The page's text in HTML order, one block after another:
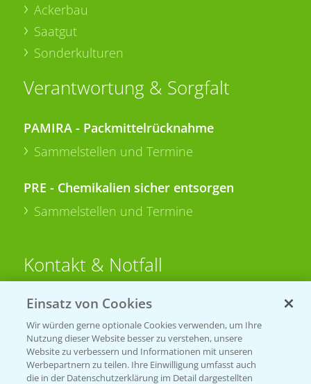
Ackerbau
Saatgut
Sonderkulturen
Verantwortung & Sorgfalt
PAMIRA - Packmittelrücknahme
Sammelstellen und Termine
PRE - Chemikalien sicher entsorgen
Sammelstellen und Termine
Kontakt & Notfall
Beratung auf WhatsApp
T.+49 (0)174 346 564 1
KONTAKT
Einsatz von Cookies
Wir würden gerne optionale Cookies verwenden, um Ihre
Nutzung dieser Website besser zu verstehen, unsere
Website zu verbessern und Informationen mit unseren
Werbepartnern zu teilen. Ihre Einwilligung umfasst auch
die in der Datenschutzerklärung im Detail dargestellten